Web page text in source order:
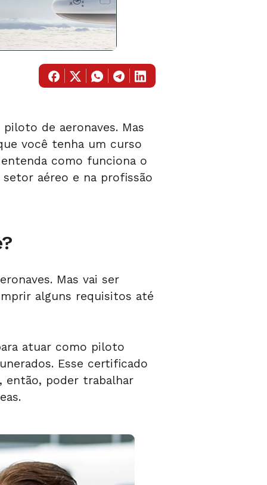
de aeronaves. Mas
você tenha um curso
como funciona o
aéreo e na profissão
Mas vai ser
alguns requisitos até
atuar como piloto
Esse certificado
poder trabalhar